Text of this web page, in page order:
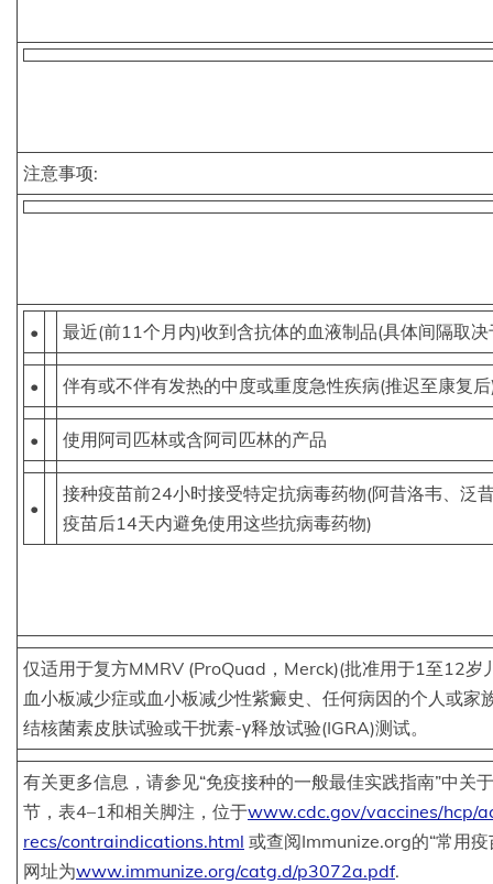
注意事项:
• 最近(前11个月内)收到含抗体的血液制品(具体间隔取决
• 伴有或不伴有发热的中度或重度急性疾病(推迟至康复
• 使用阿司匹林或含阿司匹林的产品
•
接种疫苗前24小时接受特定抗病毒药物(阿昔洛韦、泛
疫苗后14天内避免使用这些抗病毒药物)
仅适用于复方MMRV (ProQuad，Merck)(批准用于1至12岁
血小板减少症或血小板减少性紫癜史、任何病因的个人或家
结核菌素皮肤试验或干扰素-γ释放试验(IGRA)测试。
有关更多信息，请参见“免疫接种的一般最佳实践指南”中关
节，表4–1和相关脚注，位于www.cdc.gov/vaccines/hcp/
recs/contraindications.html 或查阅Immunize.org的“常用
网址为www.immunize.org/catg.d/p3072a.pdf.